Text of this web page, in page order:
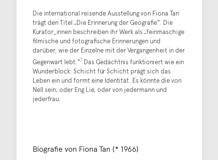
Die international reisende Ausstellung von Fiona Tan
trägt den Titel „Die Erinnerung der Geografie“. Die
Kurator_innen beschreiben ihr Werk als „feinmaschige
filmische und fotografische Erinnerungen und
darüber, wie der Einzelne mit der Vergangenheit in der
Gegenwart lebt.“7Das Gedächtnis funktioniert wie ein
Wunderblock: Schicht für Schicht prägt sich das
Leben ein und formt eine Identität. Es könnte die von
Nell sein, oder Eng Lie, oder von jedermann und
jederfrau.
Biografie von Fiona Tan (* 1966)